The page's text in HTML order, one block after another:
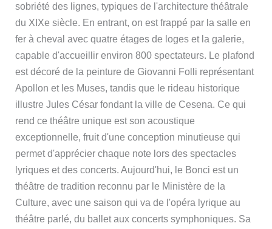
sobriété des lignes, typiques de l'architecture théâtrale
du XIXe siècle. En entrant, on est frappé par la salle en
fer à cheval avec quatre étages de loges et la galerie,
capable d'accueillir environ 800 spectateurs. Le plafond
est décoré de la peinture de Giovanni Folli représentant
Apollon et les Muses, tandis que le rideau historique
illustre Jules César fondant la ville de Cesena. Ce qui
rend ce théâtre unique est son acoustique
exceptionnelle, fruit d'une conception minutieuse qui
permet d'apprécier chaque note lors des spectacles
lyriques et des concerts. Aujourd'hui, le Bonci est un
théâtre de tradition reconnu par le Ministère de la
Culture, avec une saison qui va de l'opéra lyrique au
théâtre parlé, du ballet aux concerts symphoniques. Sa